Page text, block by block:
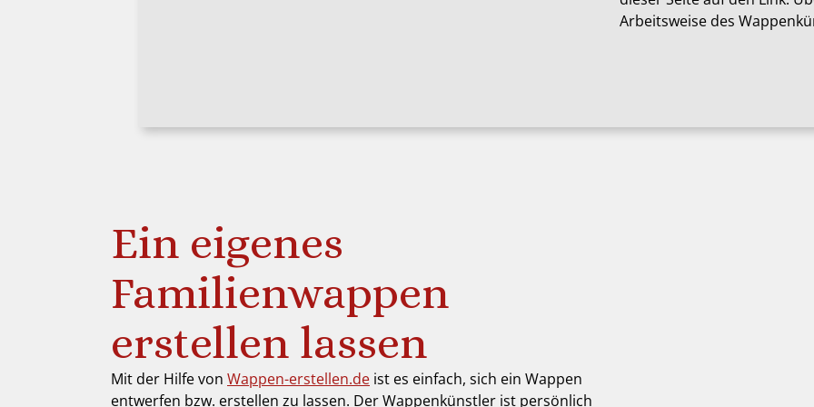
Arbeitsweise des
Ein eigenes
Familienwappen
erstellen lassen
Mit der Hilfe von Wappen-erstellen.de ist es einfach, sich ein Wappen
entwerfen bzw. erstellen zu lassen. Der Wappenkünstler ist persönlich